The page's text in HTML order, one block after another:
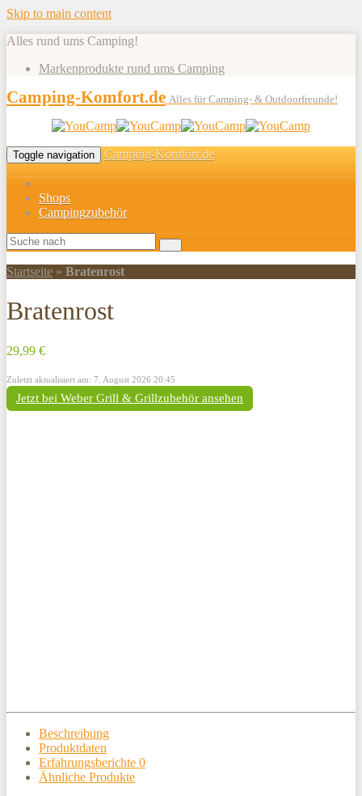
Skip to main content
Alles rund ums Camping!
Markenprodukte rund ums Camping
Camping-Komfort.de Alles für Camping- & Outdoorfreunde!
Toggle navigation Camping-Komfort.de
Shops
Campingzubehör
Startseite » Bratenrost
Bratenrost
29,99 €
Zuletzt aktualisiert am: 7. August 2026 20:45
Jetzt bei Weber Grill & Grillzubehör ansehen
Beschreibung
Produktdaten
Erfahrungsberichte 0
Ähnliche Produkte